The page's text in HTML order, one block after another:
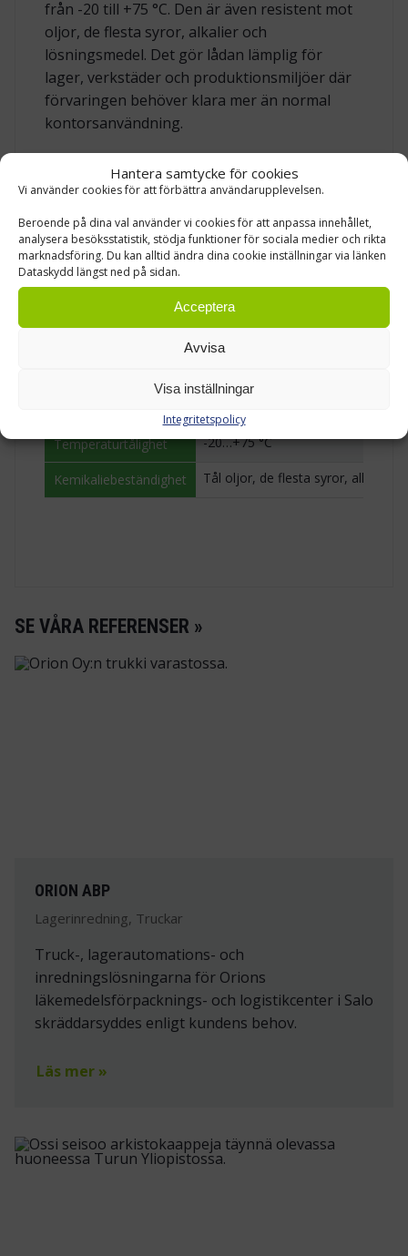
Hantera samtycke för cookies
Vi använder cookies för att förbättra användarupplevelsen.
Beroende på dina val använder vi cookies för att anpassa innehållet,
analysera besöksstatistik, stödja funktioner för sociala medier och rikta
marknadsföring. Du kan alltid ändra dina cookie inställningar via länken
Dataskydd längst ned på sidan.
Acceptera
Avvisa
Visa inställningar
Integritetspolicy
från -20 till +75 °C. Den är även resistent mot
oljor, de flesta syror, alkalier och
lösningsmedel. Det gör lådan lämplig för
lager, verkstäder och produktionsmiljöer där
förvaringen behöver klara mer än normal
kontorsanvändning.
TEKNISKA DATA
Produkt ReBOX 6410-30R lagerlåda,
Färg Grå
Yttermått (D x B x H) 400 x 94 x 80 mm
Temperaturtålighet -20…+75 °C
Kemikaliebeständighet Tål oljor, de flesta syror, alkalier
SE VÅRA REFERENSER »
ORION ABP
Lagerinredning, Truckar
Truck-, lagerautomations- och
inredningslösningarna för Orions
läkemedelsförpacknings- och logistikcenter i Salo
skräddarsyddes enligt kundens behov.
Läs mer »